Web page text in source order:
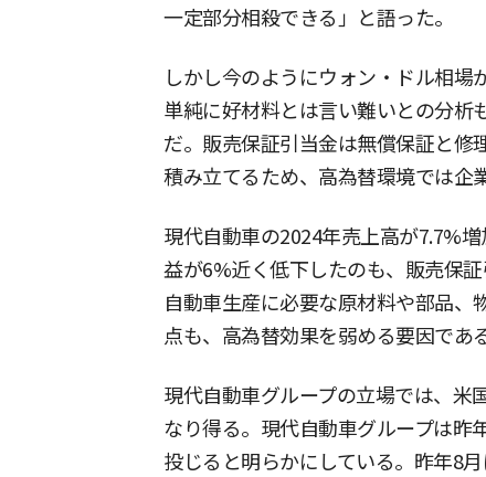
一定部分相殺できる」と語った。
しかし今のようにウォン・ドル相場
単純に好材料とは言い難いとの分析
だ。販売保証引当金は無償保証と修
積み立てるため、高為替環境では企
現代自動車の2024年売上高が7.7%
益が6%近く低下したのも、販売保
自動車生産に必要な原材料や部品、
点も、高為替効果を弱める要因であ
現代自動車グループの立場では、米
なり得る。現代自動車グループは昨
投じると明らかにしている。昨年8